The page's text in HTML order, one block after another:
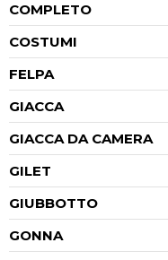
COMPLETO
COSTUMI
FELPA
GIACCA
GIACCA DA CAMERA
GILET
GIUBBOTTO
GONNA